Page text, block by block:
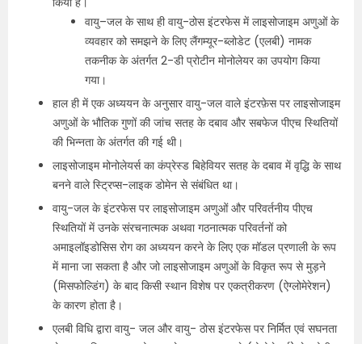
वायु–जल के साथ ही वायु-ठोस इंटरफेस में लाइसोजाइम अणुओं के
व्यवहार को समझने के लिए लैंगम्यूर-ब्लोडेट (एलबी) नामक
तकनीक के अंतर्गत 2-डी प्रोटीन मोनोलेयर का उपयोग किया
गया।
हाल ही में एक अध्ययन के अनुसार वायु-जल वाले इंटरफ़ेस पर लाइसोजाइम
अणुओं के भौतिक गुणों की जांच सतह के दबाव और सबफेज पीएच स्थितियों
की भिन्नता के अंतर्गत की गई थी।
लाइसोजाइम मोनोलेयर्स का कंप्रेस्ड बिहेवियर सतह के दबाव में वृद्धि के साथ
बनने वाले स्ट्रिप्स-लाइक डोमेन से संबंधित था।
वायु-जल के इंटरफेस पर लाइसोजाइम अणुओं और परिवर्तनीय पीएच
स्थितियों में उनके संरचनात्मक अथवा गठनात्मक परिवर्तनों को
अमाइलॉइडोसिस रोग का अध्ययन करने के लिए एक मॉडल प्रणाली के रूप
में माना जा सकता है और जो लाइसोजाइम अणुओं के विकृत रूप से मुड़ने
(मिसफोल्डिंग) के बाद किसी स्थान विशेष पर एकत्रीकरण (ऐग्लोमेरेशन)
के कारण होता है।
एलबी विधि द्वारा वायु- जल और वायु- ठोस इंटरफेस पर निर्मित एवं सघनता